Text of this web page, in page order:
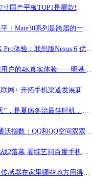
寸国产平板TOP1是哪款!
系列是跨届的一代，渠道结构比渠道数量更重要!
体验：联想版Nexus 6,优秀的大屏机!
4K真实体验——明基 TK800M 投影仪使用报告!
网+ 开拓手机渠道发展新业态!
夏病冬治最佳时机，错过了还要再等一年!
沃指数：QQ和QQ空间双双出局!
2落幕 看综艺问百度手机助手!
感器在家里哪些地方用得上？!